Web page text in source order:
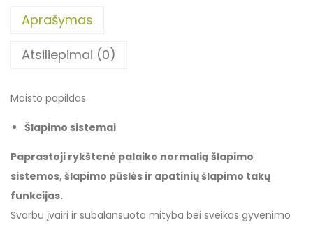
Aprašymas
Atsiliepimai (0)
Maisto papildas
Šlapimo sistemai
Paprastoji rykštenė palaiko normalią šlapimo
sistemos, šlapimo pūslės ir apatinių šlapimo takų
funkcijas.
Svarbu įvairi ir subalansuota mityba bei sveikas gyvenimo